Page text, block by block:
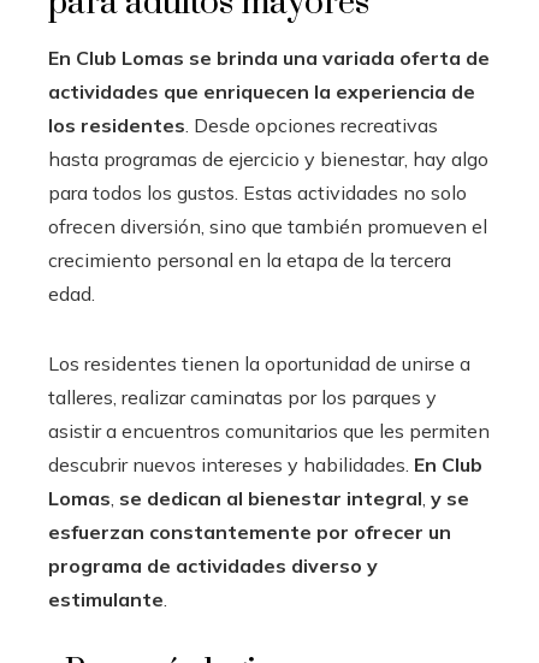
En Club Lomas se brinda una variada oferta de
actividades que enriquecen la experiencia de
los residentes. Desde opciones recreativas
hasta programas de ejercicio y bienestar, hay algo
para todos los gustos. Estas actividades no solo
ofrecen diversión, sino que también promueven el
crecimiento personal en la etapa de la tercera
edad.
Los residentes tienen la oportunidad de unirse a
talleres, realizar caminatas por los parques y
asistir a encuentros comunitarios que les permiten
descubrir nuevos intereses y habilidades. En Club
Lomas, se dedican al bienestar integral, y se
esfuerzan constantemente por ofrecer un
programa de actividades diverso y
estimulante.